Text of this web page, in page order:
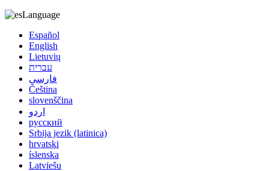
Language
Español
English
Lietuvių
עברית
فارسی
Čeština
slovenščina
اردو
русский
Srbija jezik (latinica)
hrvatski
íslenska
Latviešu